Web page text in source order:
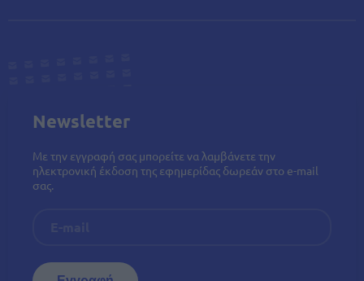
Newsletter
Με την εγγραφή σας μπορείτε να λαμβάνετε την
ηλεκτρονική έκδοση της εφημερίδας δωρεάν στο e-mail
σας.